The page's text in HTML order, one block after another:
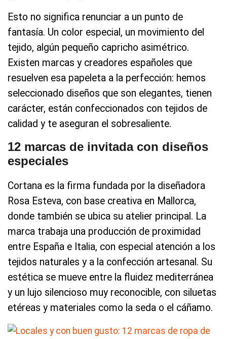
Esto no significa renunciar a un punto de
fantasía. Un color especial, un movimiento del
tejido, algún pequeño capricho asimétrico.
Existen marcas y creadores españoles que
resuelven esa papeleta a la perfección: hemos
seleccionado diseños que son elegantes, tienen
carácter, están confeccionados con tejidos de
calidad y te aseguran el sobresaliente.
12 marcas de invitada con diseños
especiales
Cortana es la firma fundada por la diseñadora
Rosa Esteva, con base creativa en Mallorca,
donde también se ubica su atelier principal. La
marca trabaja una producción de proximidad
entre España e Italia, con especial atención a los
tejidos naturales y a la confección artesanal. Su
estética se mueve entre la fluidez mediterránea
y un lujo silencioso muy reconocible, con siluetas
etéreas y materiales como la seda o el cáñamo.